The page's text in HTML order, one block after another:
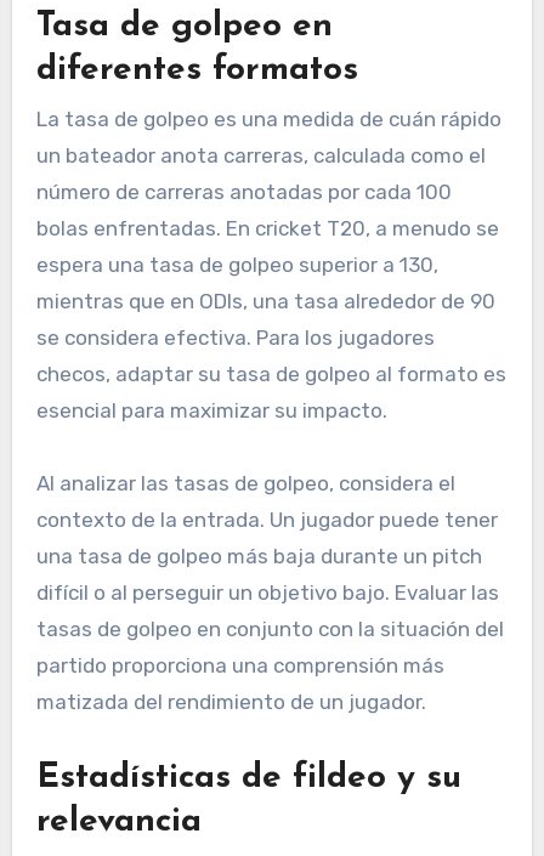
Tasa de golpeo en
diferentes formatos
La tasa de golpeo es una medida de cuán rápido
un bateador anota carreras, calculada como el
número de carreras anotadas por cada 100
bolas enfrentadas. En cricket T20, a menudo se
espera una tasa de golpeo superior a 130,
mientras que en ODIs, una tasa alrededor de 90
se considera efectiva. Para los jugadores
checos, adaptar su tasa de golpeo al formato es
esencial para maximizar su impacto.
Al analizar las tasas de golpeo, considera el
contexto de la entrada. Un jugador puede tener
una tasa de golpeo más baja durante un pitch
difícil o al perseguir un objetivo bajo. Evaluar las
tasas de golpeo en conjunto con la situación del
partido proporciona una comprensión más
matizada del rendimiento de un jugador.
Estadísticas de fildeo y su
relevancia